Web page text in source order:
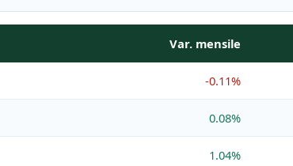
Var. mensile
-0.11%
0.08%
1.04%